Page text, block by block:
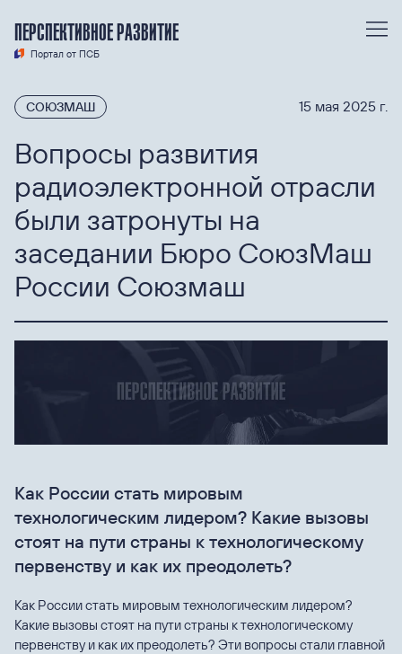
ПЕРСПЕКТИВНОЕ РАЗВИТИЕ
Портал от ПСБ
СОЮЗМАШ 15 мая 2025 г.
Вопросы развития
радиоэлектронной отрасли
были затронуты на
заседании Бюро СоюзМаш
России Союзмаш
Как России стать мировым
технологическим лидером? Какие вызовы
стоят на пути страны к технологическому
первенству и как их преодолеть?
Как России стать мировым технологическим лидером?
Какие вызовы стоят на пути страны к технологическому
первенству и как их преодолеть? Эти вопросы стали главной